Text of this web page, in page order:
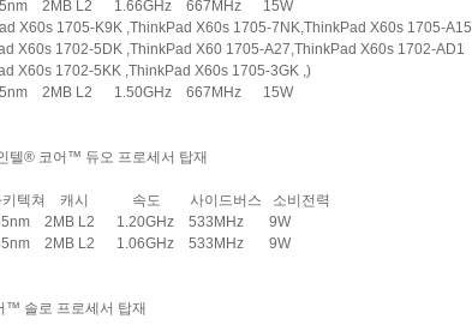
2MB L2 1.66GHz 667MHz 15W
X60s 1705-K9K ,ThinkPad X60s 1705-7NK,ThinkPad X60s 1705-A15
X60s 1702-5DK ,ThinkPad X60 1705-A27,ThinkPad X60s 1702-AD1
X60s 1702-5KK ,ThinkPad X60s 1705-3GK ,)
2MB L2 1.50GHz 667MHz 15W
텔® 코어™ 듀오 프로세서 탑재
텍쳐 캐시 속도 사이드버스 소비전력
2MB L2 1.20GHz 533MHz 9W
2MB L2 1.06GHz 533MHz 9W
™ 솔로 프로세서 탑재